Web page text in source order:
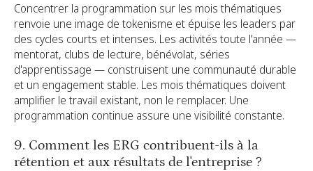
Concentrer la programmation sur les mois thématiques
renvoie une image de tokenisme et épuise les leaders par
des cycles courts et intenses. Les activités toute l'année —
mentorat, clubs de lecture, bénévolat, séries
d'apprentissage — construisent une communauté durable
et un engagement stable. Les mois thématiques doivent
amplifier le travail existant, non le remplacer. Une
programmation continue assure une visibilité constante.
9. Comment les ERG contribuent-ils à la
rétention et aux résultats de l'entreprise ?